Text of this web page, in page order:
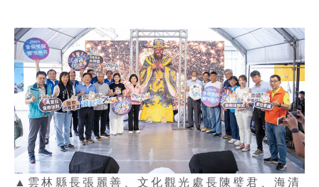
▲雲林縣長張麗善、文化觀光處長陳璧君、海清